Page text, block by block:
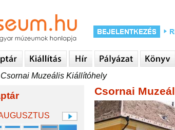
Csornai Muzeális Kiállítóhely
Csornai